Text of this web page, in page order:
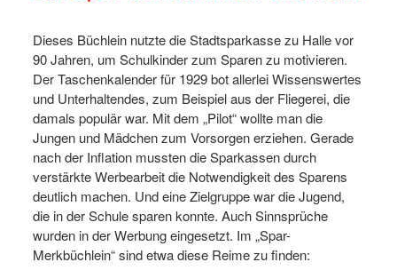
Dieses Büchlein nutzte die Stadtsparkasse zu Halle vor
90 Jahren, um Schulkinder zum Sparen zu motivieren.
Der Taschenkalender für 1929 bot allerlei Wissenswertes
und Unterhaltendes, zum Beispiel aus der Fliegerei, die
damals populär war. Mit dem „Pilot“ wollte man die
Jungen und Mädchen zum Vorsorgen erziehen. Gerade
nach der Inflation mussten die Sparkassen durch
verstärkte Werbearbeit die Notwendigkeit des Sparens
deutlich machen. Und eine Zielgruppe war die Jugend,
die in der Schule sparen konnte. Auch Sinnsprüche
wurden in der Werbung eingesetzt. Im „Spar-
Merkbüchlein“ sind etwa diese Reime zu finden: